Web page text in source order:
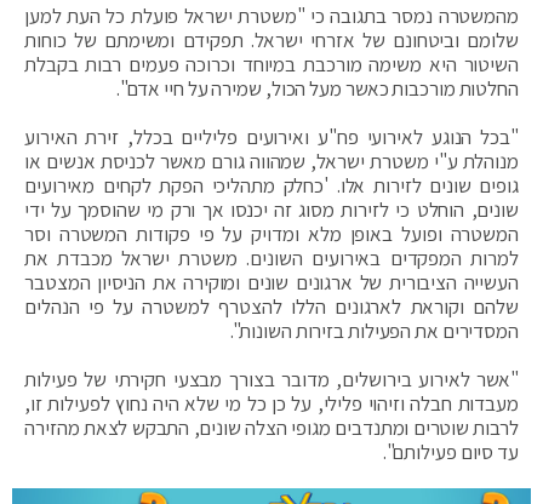
מהמשטרה נמסר בתגובה כי "משטרת ישראל פועלת כל העת למען
שלומם וביטחונם של אזרחי ישראל. תפקידם ומשימתם של כוחות
השיטור היא משימה מורכבת במיוחד וכרוכה פעמים רבות בקבלת
החלטות מורכבות כאשר מעל הכול, שמירה על חיי אדם".
"בכל הנוגע לאירועי פח"ע ואירועים פליליים בכלל, זירת האירוע
מנוהלת ע"י משטרת ישראל, שמהווה גורם מאשר לכניסת אנשים או
גופים שונים לזירות אלו. 'כחלק מתהליכי הפקת לקחים מאירועים
שונים, הוחלט כי לזירות מסוג זה יכנסו אך ורק מי שהוסמך על ידי
המשטרה ופועל באופן מלא ומדויק על פי פקודות המשטרה וסר
למרות המפקדים באירועים השונים. משטרת ישראל מכבדת את
העשייה הציבורית של ארגונים שונים ומוקירה את הניסיון המצטבר
שלהם וקוראת לארגונים הללו להצטרף למשטרה על פי הנהלים
המסדירים את הפעילות בזירות השונות".
"אשר לאירוע בירושלים, מדובר בצורך מבצעי חקירתי של פעילות
מעבדות חבלה וזיהוי פלילי, על כן כל מי שלא היה נחוץ לפעילות זו,
לרבות שוטרים ומתנדבים מגופי הצלה שונים, התבקש לצאת מהזירה
עד סיום פעילותם".